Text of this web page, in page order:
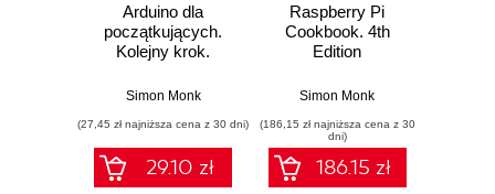
Arduino dla
początkujących.
Kolejny krok.
Simon Monk
(27,45 zł najniższa cena z 30 dni)
29.10 zł
Raspberry Pi
Cookbook. 4th
Edition
Simon Monk
(186,15 zł najniższa cena z 30
dni)
186.15 zł